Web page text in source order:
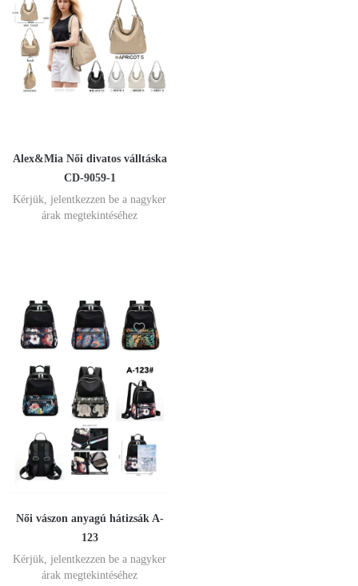
Alex&Mia Női divatos válltáska
CD-9059-1
Kérjük, jelentkezzen be a nagyker
árak megtekintéséhez
Női vászon anyagú hátizsák A-
123
Kérjük, jelentkezzen be a nagyker
árak megtekintéséhez